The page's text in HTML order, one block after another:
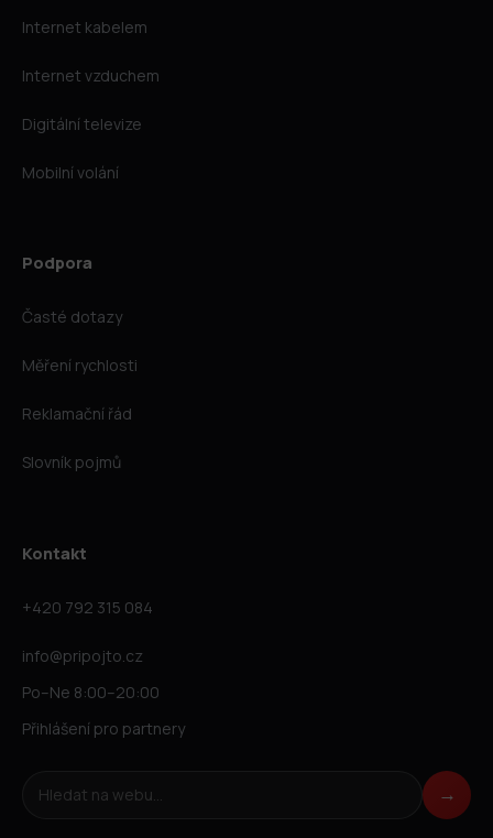
Internet kabelem
Internet vzduchem
Digitální televize
Mobilní volání
Podpora
Časté dotazy
Měření rychlosti
Reklamační řád
Slovník pojmů
Kontakt
+420 792 315 084
info@pripojto.cz
Po–Ne 8:00–20:00
Přihlášení pro partnery
Hledat na webu →